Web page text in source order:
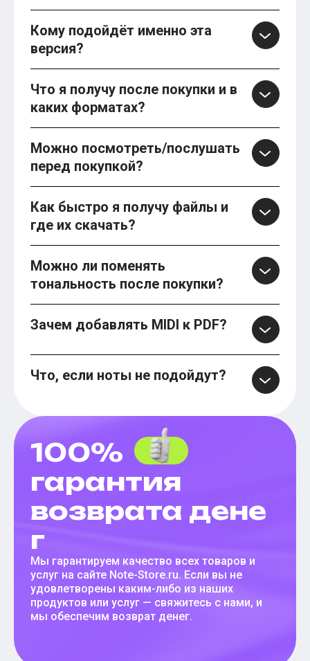
Кому подойдёт именно эта
версия?
Что я получу после покупки и в
каких форматах?
Можно посмотреть/послушать
перед покупкой?
Как быстро я получу файлы и
где их скачать?
Можно ли поменять
тональность после покупки?
Зачем добавлять MIDI к PDF?
Что, если ноты не подойдут?
100%
гарантия
возврата дене
г
Мы гарантируем качество всех товаров и
услуг на сайте Note-Store.ru. Если вы не
удовлетворены каким-либо из наших
продуктов или услуг — свяжитесь с нами, и
мы обеспечим возврат денег.